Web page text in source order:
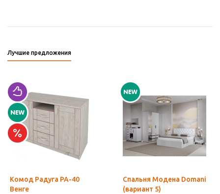
Лучшие предложения
Комод Радуга РА-40
Венге
Спальня Модена Domani
(вариант 5)